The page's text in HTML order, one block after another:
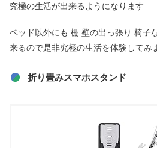
究極の生活が出来るようになります
ベッド以外にも 棚 壁の出っ張り 椅子
来るので是非究極の生活を体験してみ
折り畳みスマホスタンド